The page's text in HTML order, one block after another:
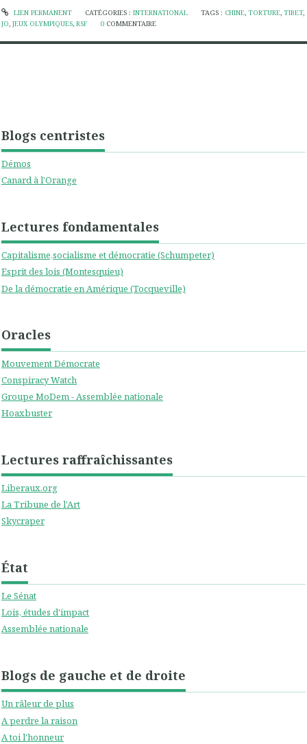
Blogs centristes
Démos
Canard à l'Orange
Lectures fondamentales
Capitalisme,socialisme et démocratie (Schumpeter)
Esprit des lois (Montesquieu)
De la démocratie en Amérique (Tocqueville)
Oracles
Mouvement Démocrate
Conspiracy Watch
Groupe MoDem - Assemblée nationale
Hoaxbuster
Lectures raffraîchissantes
Liberaux.org
La Tribune de l'Art
Skycraper
État
Le Sénat
Lois, études d'impact
Assemblée nationale
Blogs de gauche et de droite
Un râleur de plus
A perdre la raison
A toi l'honneur
LIEN PERMANENT CATÉGORIES : INTERNATIONAL TAGS : CHINE,TORTURE,TIBET,
JO, JEUX OLYMPIQUES, RSF 0 COMMENTAIRE